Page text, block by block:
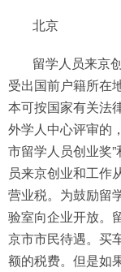
北京
留学人员来京
受出国前户籍所在
本可按国家有关法
外学人中心评审的
市留学人员创业奖
员来京创业和工作
营业税。为鼓励留
验室向企业开放。
京市市民待遇。买
额的税费。但是如